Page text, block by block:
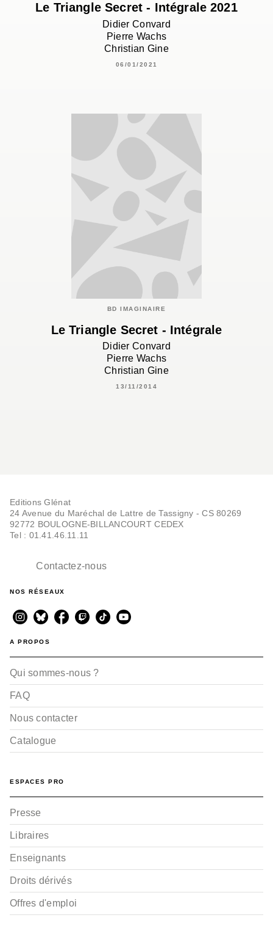
Le Triangle Secret - Intégrale 2021
Didier Convard
Pierre Wachs
Christian Gine
06/01/2021
BD IMAGINAIRE
Le Triangle Secret - Intégrale
Didier Convard
Pierre Wachs
Christian Gine
13/11/2014
Editions Glénat
24 Avenue du Maréchal de Lattre de Tassigny - CS 80269
92772 BOULOGNE-BILLANCOURT CEDEX
Tel : 01.41.46.11.11
Contactez-nous
NOS RÉSEAUX
A PROPOS
Qui sommes-nous ?
FAQ
Nous contacter
Catalogue
ESPACES PRO
Presse
Libraires
Enseignants
Droits dérivés
Offres d'emploi